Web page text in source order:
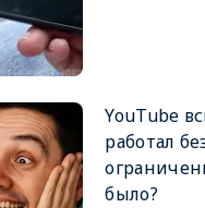
YouTube
работал
было?